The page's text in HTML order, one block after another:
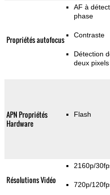
Propriétés autofocus
AF à
phase
Contraste
Détection
deux pixels
APN Propriétés
Hardware
Flash
Résolutions Vidéo
2160p/
720p/